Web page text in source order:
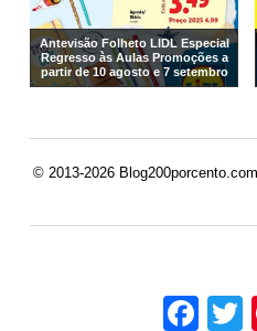
Antevisão Folheto LIDL Especial
Regresso às Aulas Promoções a
partir de 10 agosto e 7 setembro
© 2013-2026
Facebook